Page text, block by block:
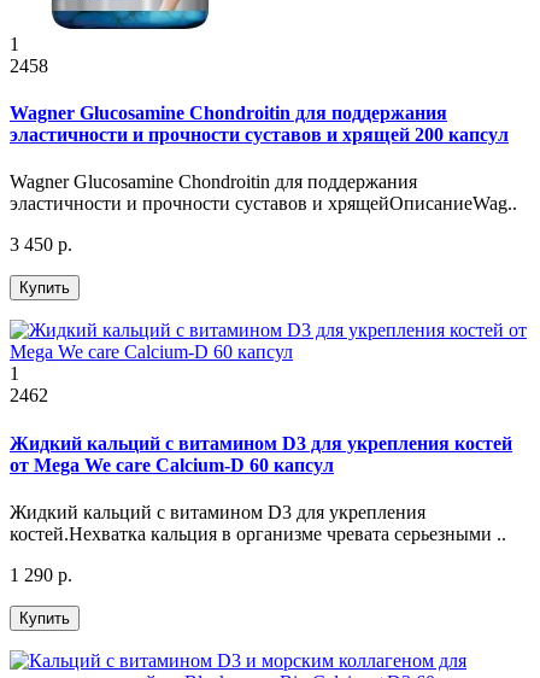
1
2458
Wagner Glucosamine Chondroitin для поддержания
эластичности и прочности суставов и хрящей 200 капсул
Wagner Glucosamine Chondroitin для поддержания
эластичности и прочности суставов и хрящейОписаниеWag..
3 450 р.
Купить
1
2462
Жидкий кальций с витамином D3 для укрепления костей
от Mega We care Calcium-D 60 капсул
Жидкий кальций с витамином D3 для укрепления
костей.Нехватка кальция в организме чревата серьезными ..
1 290 р.
Купить